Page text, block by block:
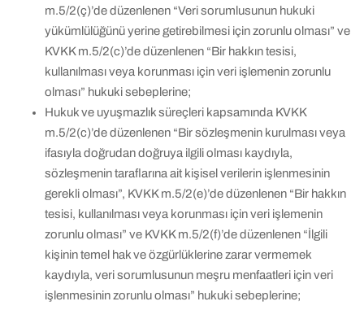
m.5/2(ç)’de düzenlenen “Veri sorumlusunun hukuki
yükümlülüğünü yerine getirebilmesi için zorunlu olması” ve
KVKK m.5/2(c)’de düzenlenen “Bir hakkın tesisi,
kullanılması veya korunması için veri işlemenin zorunlu
olması” hukuki sebeplerine;
Hukuk ve uyuşmazlık süreçleri kapsamında KVKK
m.5/2(c)’de düzenlenen “Bir sözleşmenin kurulması veya
ifasıyla doğrudan doğruya ilgili olması kaydıyla,
sözleşmenin taraflarına ait kişisel verilerin işlenmesinin
gerekli olması”, KVKK m.5/2(e)’de düzenlenen “Bir hakkın
tesisi, kullanılması veya korunması için veri işlemenin
zorunlu olması” ve KVKK m.5/2(f)’de düzenlenen “İlgili
kişinin temel hak ve özgürlüklerine zarar vermemek
kaydıyla, veri sorumlusunun meşru menfaatleri için veri
işlenmesinin zorunlu olması” hukuki sebeplerine;